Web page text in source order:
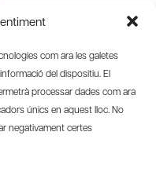
com ara les galetes
del dispositiu. El
processar dades com ara
únics en aquest lloc. No
negativament certes
2009